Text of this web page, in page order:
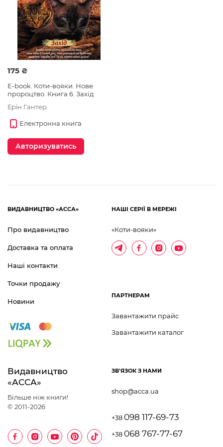
вояків»:www.warriors.com.ua
Рекомендуємо для коректного відображення
електронної книги:
Books
для пристроїв iOS — програма
175 ₴
E-book. Коти-вояки. Нове
пророцтво. Книга 6. Захід
Ерін Гантер
Електронна книга
Авторизуватись
Видавництво
«АССА»
Більше ніж книги!
© 2011-2026
ЗВ'ЯЗОК З НАМИ
shop@acca.ua
+38 098 117-69-73
+38 068 767-77-67
ВИДАВНИЦТВО «АССА»
Про видавництво
Доставка та оплата
Наші контакти
Точки продажу
Новини
НАШІ СЕРІЇ В МЕРЕЖІ
«Коти-вояки»
ПАРТНЕРАМ
Завантажити прайс
Завантажити каталог